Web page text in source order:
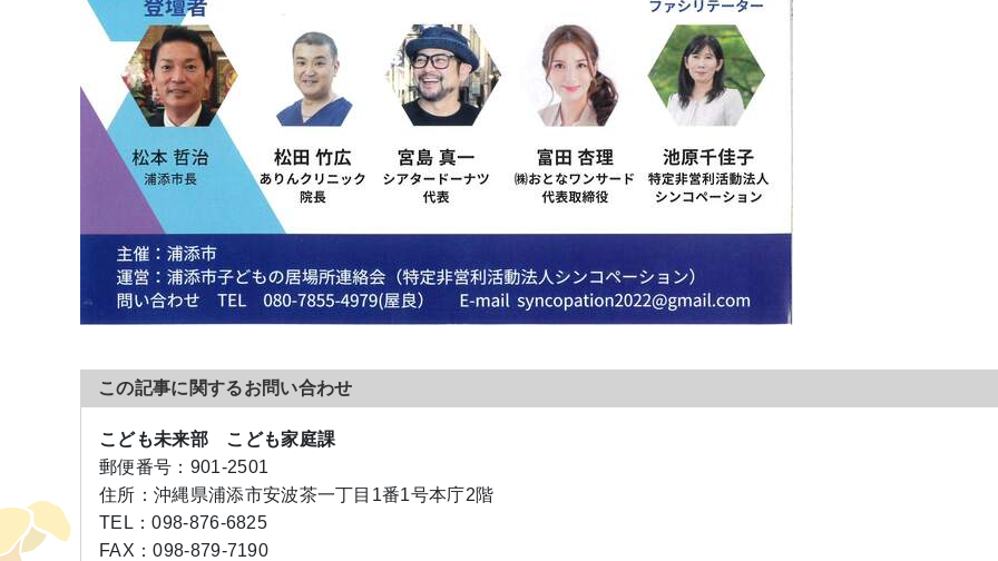
この記事に関するお問い合わせ
こども未来部 こども家庭課
郵便番号： 901-2501
住所： 沖縄県浦添市安波茶一丁目1番1号本庁2階
TEL：098-876-6825
FAX：098-879-7190